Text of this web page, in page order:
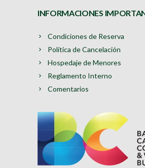
INFORMACIONES
Condiciones de Reserva
Política de Cancelación
Hospedaje de Menores
Reglamento Interno
Comentarios